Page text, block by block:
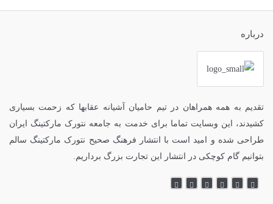
درباره
تقدیم به همه همراهان در تیم حامیان آشیانه عقابها که زحمت بسیاری
کشیدند، این وبسایت تماما برای خدمت به جامعه نتورک مارکتینگ ایران
طراحی شده و امید است با انتشار فرهنگ صحیح نتورک مارکتینگ سالم
بتوانیم گام کوچکی در انتشار این تجارت بزرگ برداریم.